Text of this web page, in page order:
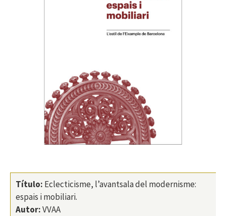
Título: Eclecticisme, l’avantsala del modernisme:
espais i mobiliari.
Autor:VVAA